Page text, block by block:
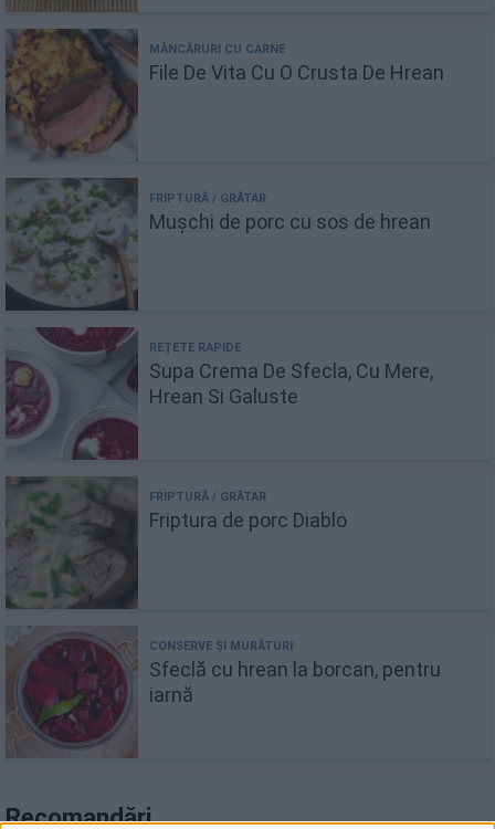
File De Vita Cu O Crusta De Hrean
Mușchi de porc cu sos de hrean
Supa Crema De Sfecla, Cu Mere,
Hrean Si Galuste
Friptura de porc Diablo
Sfeclă cu hrean la borcan, pentru
iarnă
Recomandări